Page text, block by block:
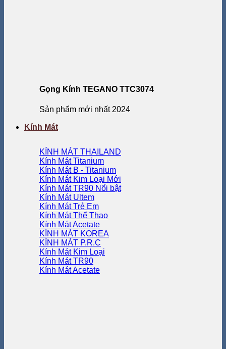
Gọng Kính TEGANO TTC3074
Sản phẩm mới nhất 2024
Kính Mát
KÍNH MÁT THAILAND
Kính Mát Titanium
Kính Mát B - Titanium
Kính Mát Kim Loại
Kính Mát TR90
Kính Mát Ultem
Kính Mát Trẻ Em
Kính Mát Thể Thao
Kính Mát Acetate
KÍNH MÁT KOREA
KÍNH MÁT P.R.C
Kính Mát Kim Loại
Kính Mát TR90
Kính Mát Acetate